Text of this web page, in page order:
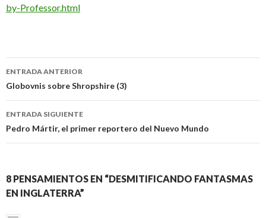
by-Professor.html
Navegación
de
entradas
ENTRADA ANTERIOR
Globovnis sobre Shropshire (3)
ENTRADA SIGUIENTE
Pedro Mártir, el primer reportero del Nuevo Mundo
8 PENSAMIENTOS EN “DESMITIFICANDO FANTASMAS
EN INGLATERRA”